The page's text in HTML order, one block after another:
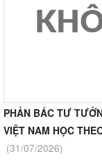
PHẢN BÁC TƯ
VIỆT NAM HỌC
(31/07/2026)